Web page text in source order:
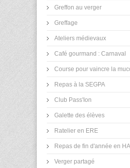
Greffon au verger
Greffage
Ateliers médievaux
Café gourmand : Carnaval
Course pour vaincre la
Repas à la SEGPA
Club Pass'Ion
Galette des élèves
Ratelier en ERE
Repas de fin d'année en
Verger partagé